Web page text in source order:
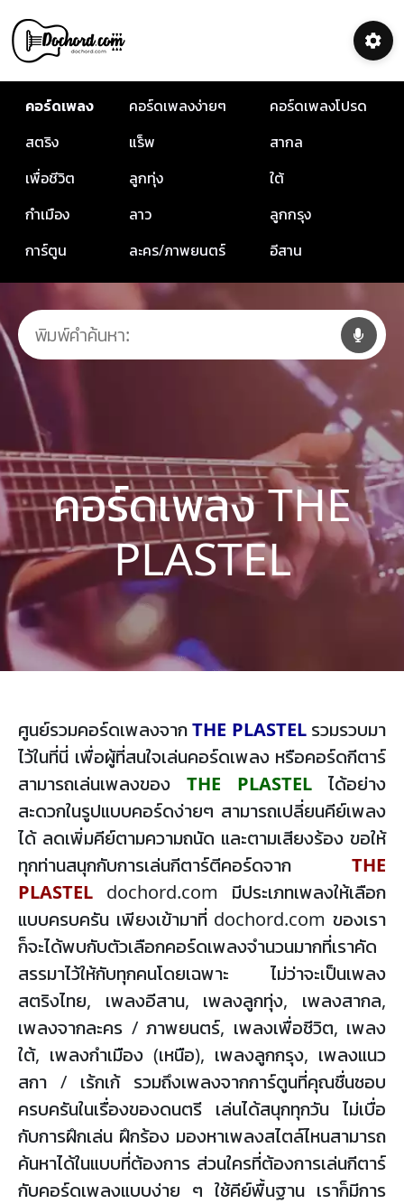
คอร์ดเพลง คอร์ดเพลงง่ายๆ
คอร์ดเพลงโปรด
สตริง
แร็พ
สากล
เพื่อชีวิต
ลูกทุ่ง
ใต้
กำเมือง
ลาว
ลูกกรุง
การ์ตูน
ละคร/ภาพยนตร์ อีสาน
คอร์ดเพลง THE
PLASTEL
ศูนย์รวมคอร์ดเพลงจากTHE PLASTELรวมรวบมา
ไว้ในที่นี่ เพื่อผู้ที่สนใจเล่นคอร์ดเพลง หรือคอร์ดกีตาร์
สามารถเล่นเพลงของ THE PLASTEL ได้อย่าง
สะดวกในรูปแบบคอร์ดง่ายๆ สามารถเปลี่ยนคีย์เพลง
ได้ ลดเพิ่มคีย์ตามความถนัด และตามเสียงร้อง ขอให้
ทุกท่านสนุกกับการเล่นกีตาร์ตีคอร์ดจาก THE
PLASTEL dochord.com มีประเภทเพลงให้เลือก
แบบครบครัน เพียงเข้ามาที่ dochord.com ของเรา
ก็จะได้พบกับตัวเลือกคอร์ดเพลงจำนวนมากที่เราคัด
สรรมาไว้ให้กับทุกคนโดยเฉพาะ ไม่ว่าจะเป็นเพลง
สตริงไทย, เพลงอีสาน, เพลงลูกทุ่ง, เพลงสากล,
เพลงจากละคร / ภาพยนตร์, เพลงเพื่อชีวิต, เพลง
ใต้, เพลงกำเมือง (เหนือ), เพลงลูกกรุง, เพลงแนว
สกา / เร้กเก้ รวมถึงเพลงจากการ์ตูนที่คุณชื่นชอบ
ครบครันในเรื่องของดนตรี เล่นได้สนุกทุกวัน ไม่เบื่อ
กับการฝึกเล่น ฝึกร้อง มองหาเพลงสไตล์ไหนสามารถ
ค้นหาได้ในแบบที่ต้องการ ส่วนใครที่ต้องการเล่นกีตาร์
กับคอร์ดเพลงแบบง่าย ๆ ใช้คีย์พื้นฐาน เราก็มีการ